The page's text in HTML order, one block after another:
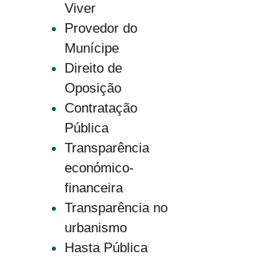
Viver
Provedor do
Munícipe
Direito de
Oposição
Contratação
Pública
Transparência
económico-
financeira
Transparência no
urbanismo
Hasta Pública